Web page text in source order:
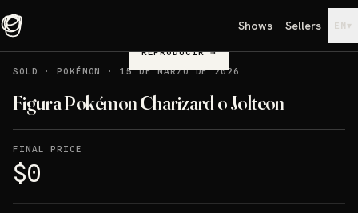
Shows Sellers EN ▾
REPRODUCIR→
SOLD
·POKÉMON · 15 DE MARZO DE 2026
Figura Pokémon Charizard o Jolteon
FINAL PRICE
$0